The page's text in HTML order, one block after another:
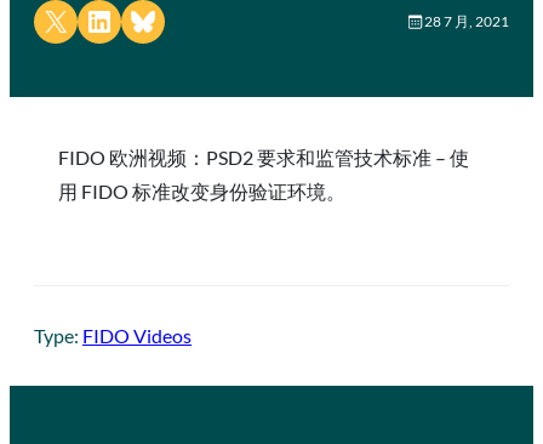
Share on X Share on LinkedIn
Share on Bluesky 28 7 月, 2021
FIDO 欧洲视频：PSD2 要求和监管技术标准 – 使
用 FIDO 标准改变身份验证环境。
Type: FIDO Videos